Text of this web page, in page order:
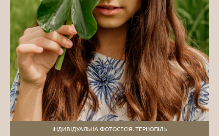
ІНДИВІДУАЛЬНА ФОТОСЕСІЯ. ТЕРНОПІЛЬ